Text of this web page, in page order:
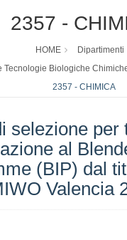
2357 -
HOME
Dipartimenti
Tecnologie Biologiche
2357 - CHIMICA
selezione per
al
(BIP) dal
Valencia